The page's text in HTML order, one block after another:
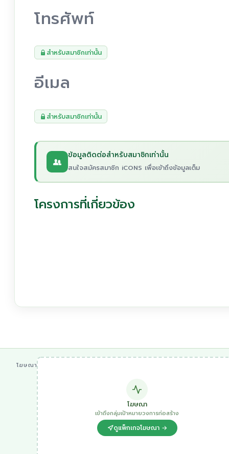
โทรศัพท์
สำหรับสมาชิกเท่านั้น
อีเมล
สำหรับสมาชิกเท่านั้น
ข้อมูลติดต่อสำหรับสมาชิกเท่านั้น
สนใจสมัครสมาชิก iCONS เพื่อเข้าถึงข้อมูลเต็ม
โครงการที่เกี่ยวข้อง
โฆษณา
โฆษณา
เข้าถึงกลุ่มเป้าหมายวงการก่อสร้าง
ดูแพ็กเกจโฆษณา →